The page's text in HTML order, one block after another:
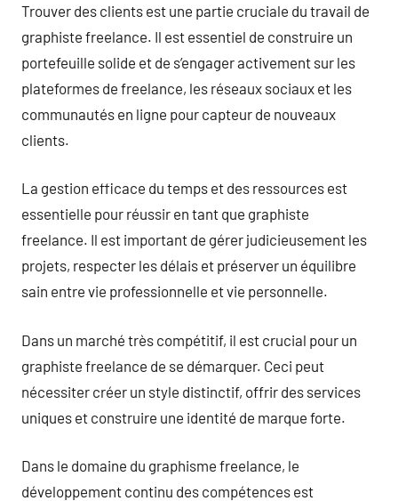
Trouver des clients est une partie cruciale du travail de
graphiste freelance. Il est essentiel de construire un
portefeuille solide et de s’engager activement sur les
plateformes de freelance, les réseaux sociaux et les
communautés en ligne pour capteur de nouveaux
clients.
La gestion efficace du temps et des ressources est
essentielle pour réussir en tant que graphiste
freelance. Il est important de gérer judicieusement les
projets, respecter les délais et préserver un équilibre
sain entre vie professionnelle et vie personnelle.
Dans un marché très compétitif, il est crucial pour un
graphiste freelance de se démarquer. Ceci peut
nécessiter créer un style distinctif, offrir des services
uniques et construire une identité de marque forte.
Dans le domaine du graphisme freelance, le
développement continu des compétences est